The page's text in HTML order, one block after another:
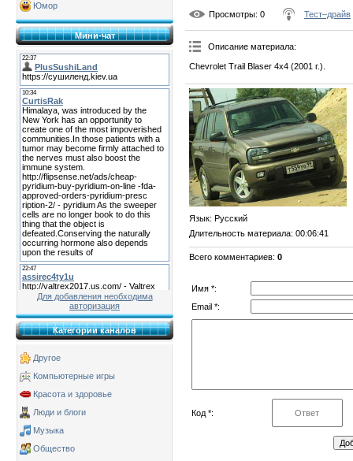
Юмор
Мини-чат
Для добавления необходима
авторизация
Категории каналов
Другое
Компьютерные игры
Красота и здоровье
Люди и блоги
Музыка
Общество
Просмотры: 0 Тест–драйв
Описание материала:
Chevrolet Trail Blaser 4x4 (2001 г.).
Язык: Русский
Длительность материала: 00:06:41
Всего комментариев: 0
Имя *:
Email *:
Код *: